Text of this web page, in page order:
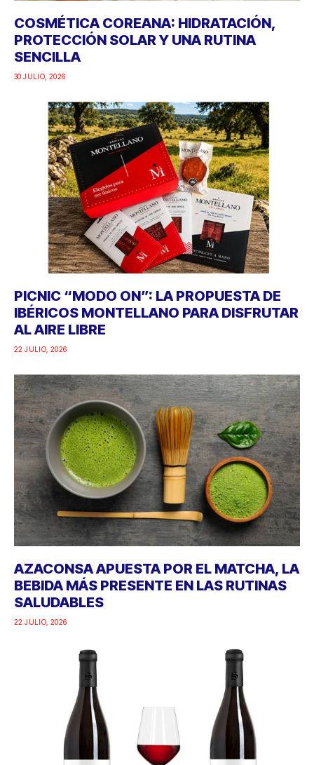
COSMÉTICA COREANA: HIDRATACIÓN,
PROTECCIÓN SOLAR Y UNA RUTINA
SENCILLA
30 JULIO, 2026
PICNIC “MODO ON”: LA PROPUESTA DE
IBÉRICOS MONTELLANO PARA DISFRUTAR
AL AIRE LIBRE
22 JULIO, 2026
AZACONSA APUESTA POR EL MATCHA, LA
BEBIDA MÁS PRESENTE EN LAS RUTINAS
SALUDABLES
22 JULIO, 2026